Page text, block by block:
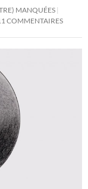
MANQUÉES
COMMENTAIRES